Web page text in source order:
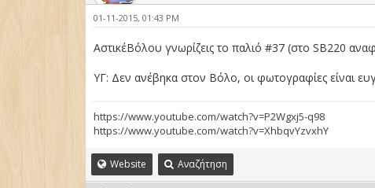
01-11-2015, 01:43 PM
ΑστικέΒόλου γνωρίζεις το παλιό #37 (στο SB220
ΥΓ: Δεν ανέβηκα στον Βόλο, οι φωτογραφίες είναι
https://www.youtube.com/watch?v=P2Wgxj5-q98
https://www.youtube.com/watch?v=XhbqvYzvxhY
Website Αναζήτηση